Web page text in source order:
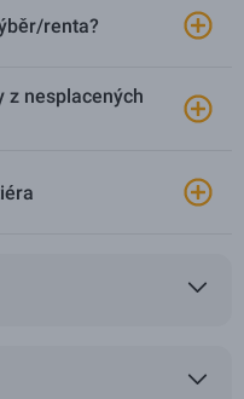
renta?
z nesplacených